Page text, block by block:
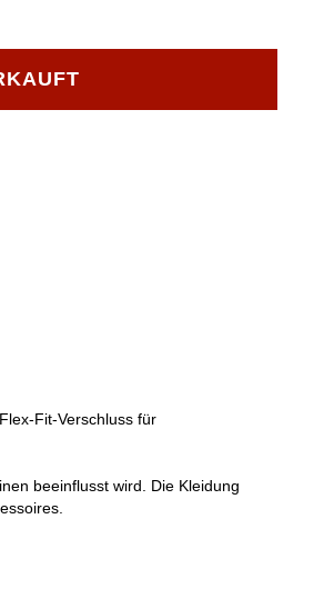
Fit-Verschluss für
beeinflusst wird. Die Kleidung